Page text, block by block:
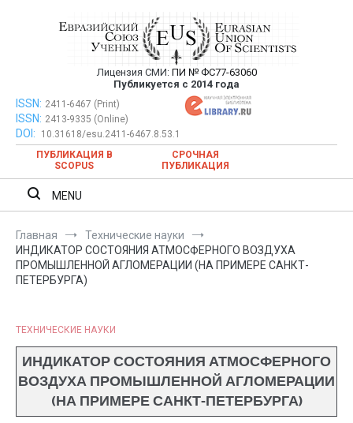
Евразийский Союз Ученых —
публикация научных статей в
ежемесячном научном журнале
Лицензия СМИ: ПИ № ФС77-63060
Публикуется с 2014 года
Евразийский Союз Ученых — публикация научных статей в
ежемесячном научном журнале
ISSN: 2411-6467 (Print)
ISSN: 2413-9335 (Online)
DOI:
10.31618/esu.2411-6467.8.53.1
ПУБЛИКАЦИЯ В
SCOPUS
СРОЧНАЯ
ПУБЛИКАЦИЯ
MENU
Главная
Технические науки
ИНДИКАТОР СОСТОЯНИЯ АТМОСФЕРНОГО ВОЗДУХА
ПРОМЫШЛЕННОЙ АГЛОМЕРАЦИИ (НА ПРИМЕРЕ САНКТ-
ПЕТЕРБУРГА)
ТЕХНИЧЕСКИЕ НАУКИ
ИНДИКАТОР СОСТОЯНИЯ АТМОСФЕРНОГО
ВОЗДУХА ПРОМЫШЛЕННОЙ АГЛОМЕРАЦИИ
(НА ПРИМЕРЕ САНКТ-ПЕТЕРБУРГА)